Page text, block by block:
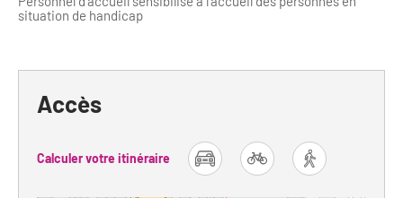
situation de handicap
Accès
Calculer votre itinéraire
car bike foot